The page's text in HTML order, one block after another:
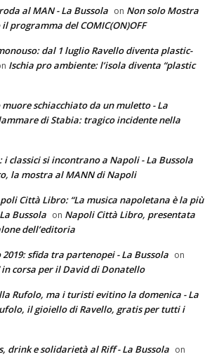
al MAN - La Bussola on Non solo Mostra
programma del COMIC(ON)OFF
dal 1 luglio Ravello diventa plastic-
Ischia pro ambiente: l’isola diventa “plastic
schiacchiato da un muletto - La
di Stabia: tragico incidente nella
i classici si incontrano a Napoli - La Bussola
la mostra al MANN di Napoli
Città Libro: “La musica napoletana è la più
Bussola on Napoli Città Libro, presentata
dell’editoria
sfida tra partenopei - La Bussola on
in corsa per il David di Donatello
Rufolo, ma i turisti evitino la domenica - La
il gioiello di Ravello, gratis per tutti i
drink e solidarietà al Riff - La Bussola on